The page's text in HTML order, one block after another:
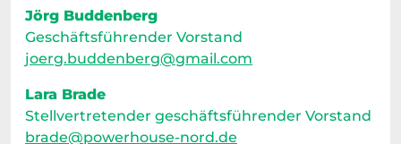
Jörg Buddenberg
Geschäftsführender Vorstand
joerg.buddenberg@gmail.com
Lara Brade
Stellvertretender geschäftsführender Vorstand
brade@powerhouse-nord.de